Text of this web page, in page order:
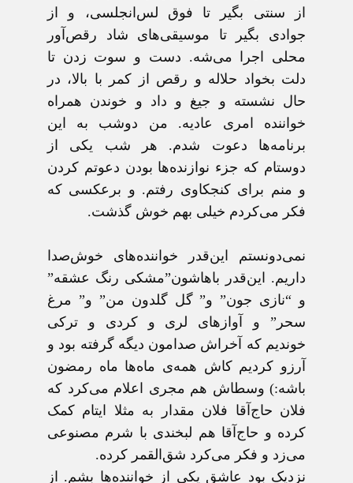
از سنتی بگیر تا فوق لس‌انجلسی، و از
جوادی بگیر تا موسیقی‌های شاد رقص‌آور
محلی اجرا می‌شه. دست و سوت زدن تا
دلت بخواد حلاله و رقص از کمر با بالا، در
حال نشسته و جیغ و داد و خوندن همراه
خواننده امری عادیه. من دوشب به این
برنامه‌ها دعوت شدم. هر شب یکی از
دوستام که جزء نوازنده‌ها بودن دعوتم کردن
و منم برای کنجکاوی رفتم. و برعکسی که
فکر می‌کردم خیلی بهم خوش گذشت.
نمی‌دونستم این‌قدر خواننده‌های خوش‌صدا
داریم. این‌قدر باهاشون”مشکی رنگ عشقه”
و “نازی جون” و” گل گلدون من” و” مرغ
سحر” و آوازهای لری و کردی و ترکی
خوندیم که آخراش صدامون دیگه گرفته بود و
آرزو کردیم کاش همه‌ی ماه‌ها ماه رمضون
باشه:) وسطاش هم مجری اعلام می‌کرد که
فلان حاج‌آقا فلان مقدار به مثلا ایتام کمک
کرده و حاج‌آقا هم لبخندی با شرم مصنوعی
می‌زد و فکر می‌کرد شق‌القمر کرده.
نزدیک بود عاشق یکی از خواننده‌ها بشم. از